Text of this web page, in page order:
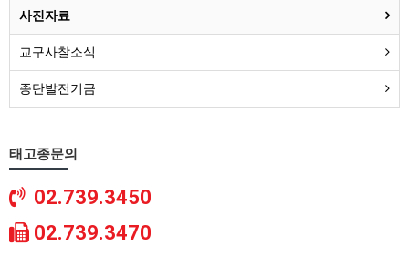
사진자료
교구사찰소식
종단발전기금
태고종문의
02.739.3450
02.739.3470